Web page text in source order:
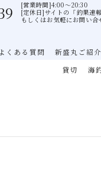
[営業時間]4:00〜20:30
[定休日]サイトの「釣果速
もしくはお気軽にお問い合
よくある質問 新盛丸ご紹介
貸切
海